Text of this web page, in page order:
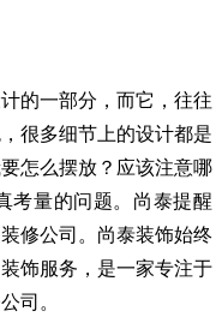
的一部分，而它，往往
很多细节上的设计都是
怎么摆放？应该注意哪
考量的问题。尚泰提醒
修公司。尚泰装饰始终
饰服务，是一家专注于
司。